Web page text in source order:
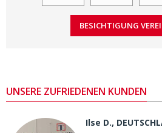
UNSERE ZUFRIEDENEN KUNDEN
Ilse D.,